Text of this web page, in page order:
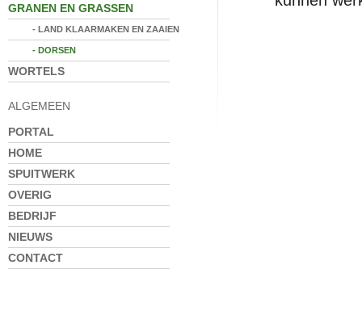
GRANEN EN GRASSEN
- LAND KLAARMAKEN EN ZAAIEN
- DORSEN
WORTELS
ALGEMEEN
PORTAL
HOME
SPUITWERK
OVERIG
BEDRIJF
NIEUWS
CONTACT